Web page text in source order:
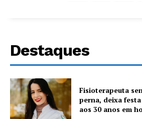
Destaques
Fisioterapeuta
perna, deixa
aos 30 anos em